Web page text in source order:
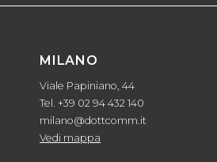
MILANO
Viale Papiniano, 44
Tel. +39 02 94 432 140
milano@dottcomm.it
Vedi mappa